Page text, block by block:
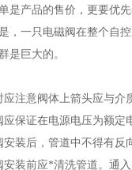
是产品的售价，更要优
，一只电磁阀在整个自
是巨大的。
应注意阀体上箭头应与
应保证在电源电压为额定
安装后，管道中不得有反
安装前应*清洗管道。通